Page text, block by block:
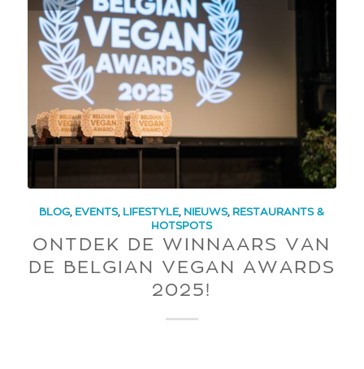
BLOG, EVENTS, LIFESTYLE, NIEUWS, RESTAURANTS &
HOTSPOTS
ONTDEK DE WINNAARS VAN
DE BELGIAN VEGAN AWARDS
2025!